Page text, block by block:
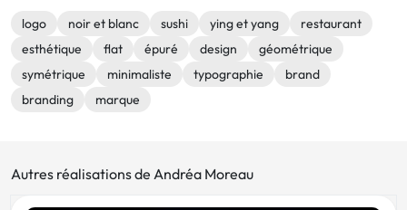
logo noir et blanc sushi ying et yang
restaurant
esthétique
flat épuré design
géométrique
symétrique
minimaliste typographie
brand
branding
marque
Autres réalisations de Andréa Moreau